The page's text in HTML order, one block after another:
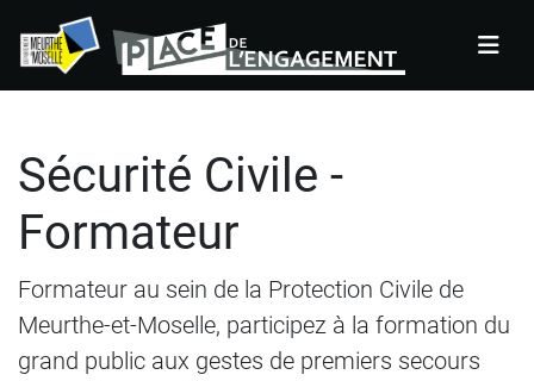
Sécurité Civile -
Formateur
Formateur au sein de la Protection Civile de
Meurthe-et-Moselle, participez à la formation du
grand public aux gestes de premiers secours
Panneau de gestion des cookies